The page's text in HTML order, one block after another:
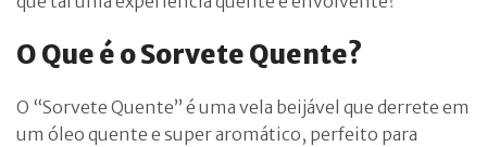
O Que é o Sorvete Quente?
O “Sorvete Quente” é uma vela beijável que derrete em
um óleo quente e super aromático, perfeito para